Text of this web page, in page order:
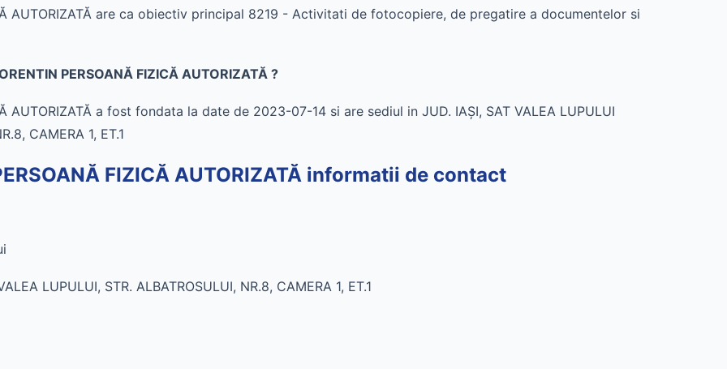
AUTORIZATĂ are ca obiectiv principal 8219 - Activitati de fotocopiere, de pregatire a documentelor si
PERSOANĂ FIZICĂ AUTORIZATĂ ?
AUTORIZATĂ a fost fondata la date de 2023-07-14 si are sediul in JUD. IAŞI, SAT VALEA LUPULUI
CAMERA 1, ET.1
FIZICĂ AUTORIZATĂ informatii de contact
LUPULUI, STR. ALBATROSULUI, NR.8, CAMERA 1, ET.1